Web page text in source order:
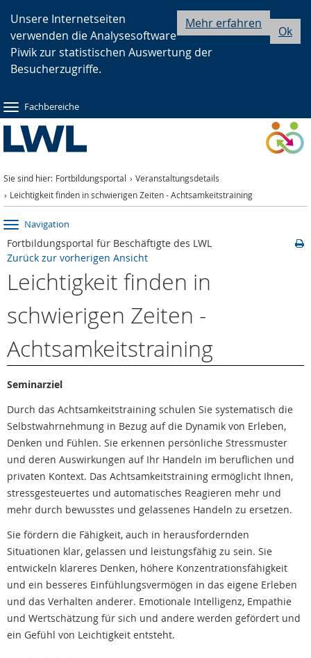
Hauptnavigation
Seitennavigation
Inhalt
Ok
Mehr erfahren
Unsere Internetseiten
verwenden die Analysesoftware
Piwik zur statistischen Auswertung der
Besucherzugriffe.
Fachbereiche
Sie sind hier: Fortbildungsportal
Veranstaltungsdetails
Leichtigkeit finden in schwierigen Zeiten - Achtsamkeitstraining
Navigation
Fortbildungsportal für Beschäftigte des LWL
Zurück zur vorherigen Ansicht
Leichtigkeit finden in
schwierigen Zeiten -
Achtsamkeitstraining
Seminarziel
Durch das Achtsamkeitstraining schulen Sie systematisch die
Selbstwahrnehmung in Bezug auf die Dynamik von Erleben,
Denken und Fühlen. Sie erkennen persönliche Stressmuster
und deren Auswirkungen auf Ihr Handeln im beruflichen und
privaten Kontext. Das Achtsamkeitstraining ermöglicht Ihnen,
stressgesteuertes und automatisches Reagieren mehr und
mehr durch bewusstes und gelassenes Handeln zu ersetzen.
Sie fördern die Fähigkeit, auch in herausfordernden
Situationen klar, gelassen und leistungsfähig zu sein. Sie
entwickeln klareres Denken, höhere Konzentrationsfähigkeit
und ein besseres Einfühlungsvermögen in das eigene Erleben
und das Verhalten anderer. Emotionale Intelligenz, Empathie
und Wertschätzung für sich und andere werden gefördert und
ein Gefühl von Leichtigkeit entsteht.